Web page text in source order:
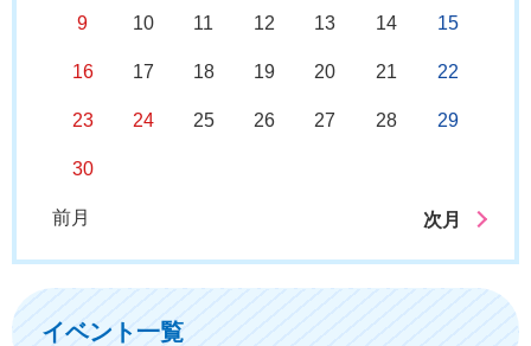
9 10 11 12 13 14 15
16 17 18 19 20 21 22
23 24 25 26 27 28 29
30
前月 次月
イベント一覧